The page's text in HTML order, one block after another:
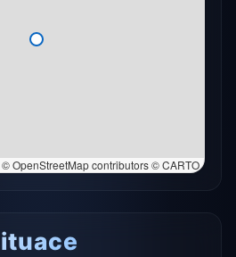
v plné mapě
v plné mapě →
© OpenStreetMap contributors © CARTO